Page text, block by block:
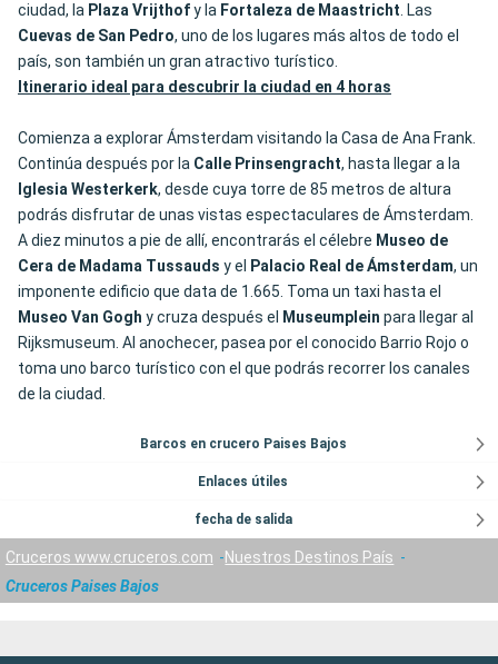
ciudad, la Plaza Vrijthofy la Fortaleza de Maastricht. Las
Cuevas de San Pedro, uno de los lugares más altos de todo el
país, son también un gran atractivo turístico.
Itinerario ideal para descubrir la ciudad en 4 horas
Comienza a explorar Ámsterdam visitando la Casa de Ana Frank.
Continúa después por la Calle Prinsengracht, hasta llegar a la
Iglesia Westerkerk, desde cuya torre de 85 metros de altura
podrás disfrutar de unas vistas espectaculares de Ámsterdam.
A diez minutos a pie de allí, encontrarás el célebre Museo de
Cera de Madama Tussauds y el Palacio Real de Ámsterdam, un
imponente edificio que data de 1.665. Toma un taxi hasta el
Museo Van Gogh y cruza después el Museumplein para llegar al
Rijksmuseum. Al anochecer, pasea por el conocido Barrio Rojo o
toma uno barco turístico con el que podrás recorrer los canales
de la ciudad.
Barcos en crucero Paises Bajos
Enlaces útiles
fecha de salida
Cruceros www.cruceros.com
Nuestros Destinos País
Cruceros Paises Bajos